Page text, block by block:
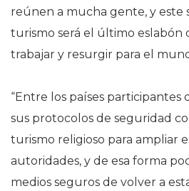
reúnen a mucha gente, y este
turismo será el último eslabón
trabajar y resurgir para el
“Entre los países
sus protocolos de seguridad
turismo religioso para ampliar
autoridades, y de esa forma
medios seguros de volver a